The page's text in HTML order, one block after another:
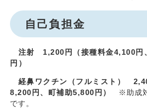
自己負担金
注射 1,200円（接種料金4,100円
円）
経鼻ワクチン（フルミスト）
8,200円、町補助5,800円）
※助成
です。